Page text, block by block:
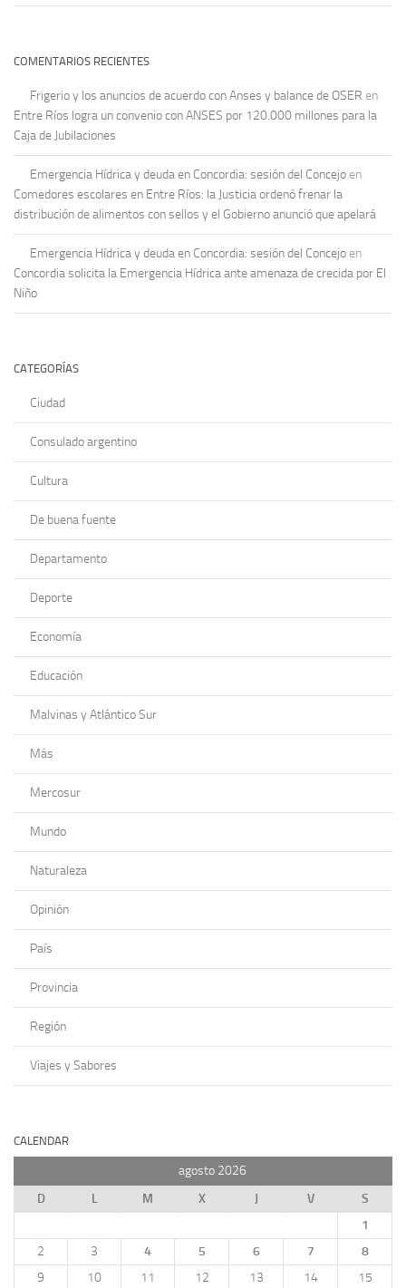
COMENTARIOS RECIENTES
Frigerio y los anuncios de acuerdo con Anses y balance de OSER en
Entre Ríos logra un convenio con ANSES por 120.000 millones para la
Caja de Jubilaciones
Emergencia Hídrica y deuda en Concordia: sesión del Concejo en
Comedores escolares en Entre Ríos: la Justicia ordenó frenar la
distribución de alimentos con sellos y el Gobierno anunció que apelará
Emergencia Hídrica y deuda en Concordia: sesión del Concejo en
Concordia solicita la Emergencia Hídrica ante amenaza de crecida por El
Niño
CATEGORÍAS
Ciudad
Consulado argentino
Cultura
De buena fuente
Departamento
Deporte
Economía
Educación
Malvinas y Atlántico Sur
Más
Mercosur
Mundo
Naturaleza
Opinión
País
Provincia
Región
Viajes y Sabores
CALENDAR
agosto 2026
D
L M X J V
S
1
2
3 4 5 6 7
8
9
10 11 12 13 14
15